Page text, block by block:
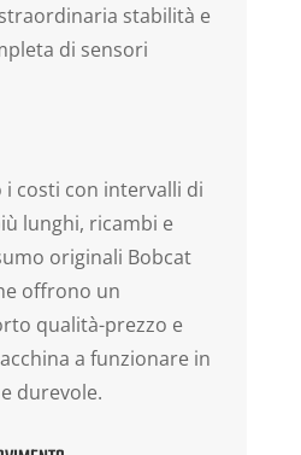
stabilità e
di sensori
i costi con intervalli di
lunghi, ricambi e
originali Bobcat
offrono un
qualità-prezzo e
a funzionare in
durevole.